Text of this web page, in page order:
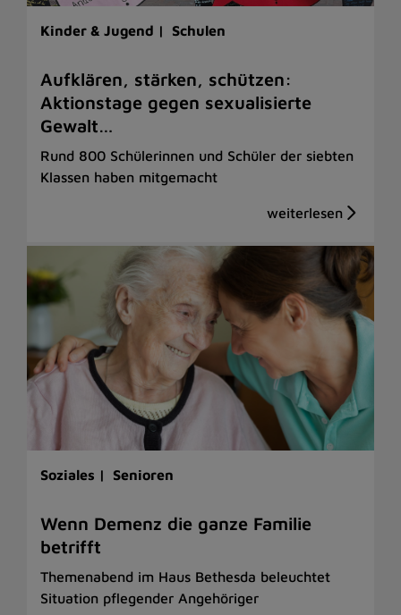
Kinder & Jugend | Schulen
Aufklären, stärken, schützen:
Aktionstage gegen sexualisierte
Gewalt…
Rund 800 Schülerinnen und Schüler der siebten
Klassen haben mitgemacht
Soziales | Senioren
Wenn Demenz die ganze Familie
betrifft
Themenabend im Haus Bethesda beleuchtet
Situation pflegender Angehöriger